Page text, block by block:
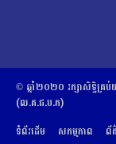
© ឆ្នាំ២០២០​ ​រក្សាសិទ្ធិ​គ្រប់
(ល.គ.ជ.ប.ភ)
ទំព័រដើម
សកម្មភាព ព័